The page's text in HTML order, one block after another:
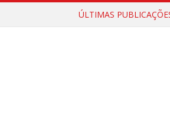
ÚLTIMAS